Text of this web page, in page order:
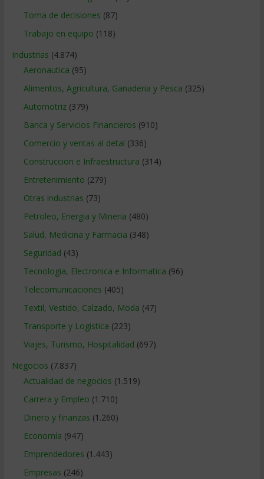
Toma de decisiones (87)
Trabajo en equipo (118)
Industrias (4.874)
Aeronautica (95)
Alimentos, Agricultura, Ganaderia y Pesca (325)
Automotriz(379)
Banca y Servicios Financieros (910)
Comercio y ventas al detal (336)
Construccion e Infraestructura (314)
Entretenimiento (279)
Otras industrias (73)
Petroleo, Energia y Mineria (480)
Salud, Medicina y Farmacia (348)
Seguridad (43)
Tecnologia, Electronica e Informatica (96)
Telecomunicaciones (405)
Textil, Vestido, Calzado, Moda (47)
Transporte y Logistica (223)
Viajes, Turismo, Hospitalidad (697)
Negocios (7.837)
Actualidad de negocios (1.519)
Carrera y Empleo (1.710)
Dinero y finanzas (1.260)
Economía (947)
Emprendedores (1.443)
Empresas (246)